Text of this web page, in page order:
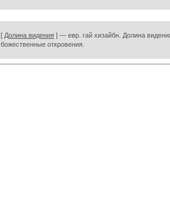
[ Долина видения ] — евр. гай хизайбн. Долина
божественные откровения.